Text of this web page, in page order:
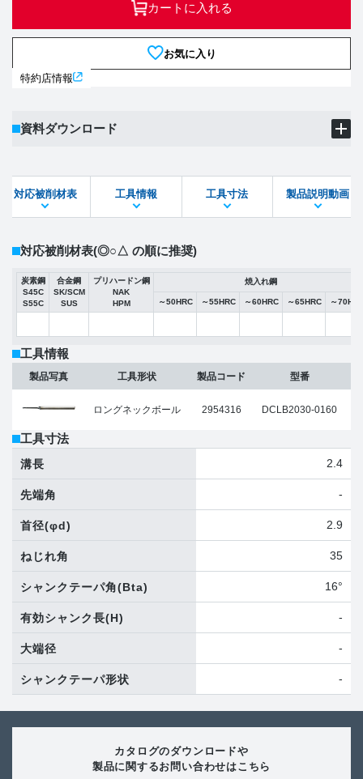
カートに入れる
お気に入り
特約店情報
資料ダウンロード
STEPファイル DXFファイル
対応被削材表 工具情報 工具寸法 製品説明動画
対応被削材表(◎○△ の順に推奨)
炭素鋼
S45C
S55C
合金鋼
SK/SCM
SUS
プリハードン鋼
NAK
HPM
焼入れ鋼
～50HRC ～55HRC ～60HRC ～65HRC ～
工具情報
製品写真 工具形状
ロングネックボール
製品コード
2954316
型番
DCLB2030-0160
工具寸法
溝長 2.4
先端角 -
首径(φd) 2.9
ねじれ角 35
シャンクテーパ角(Bta) 16°
有効シャンク長(H) -
大端径 -
シャンクテーパ形状 -
カタログのダウンロードや
製品に関するお問い合わせはこちら